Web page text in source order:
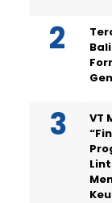
VT